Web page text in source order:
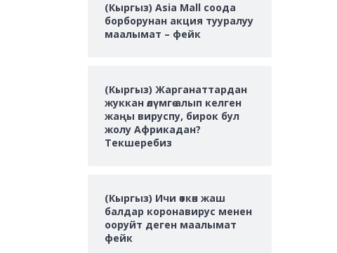
(Кыргыз) Asia Mall соода
борборунан акция тууралуу
маалымат – фейк
(Кыргыз) Жарганаттардан
жуккан өлүмгө алып келген
жаңы вируспу, бирок бул
жолу Африкадан?
Текшеребиз
(Кыргыз) Ичи өткөн жаш
балдар коронавирус менен
ооруйт деген маалымат
фейк